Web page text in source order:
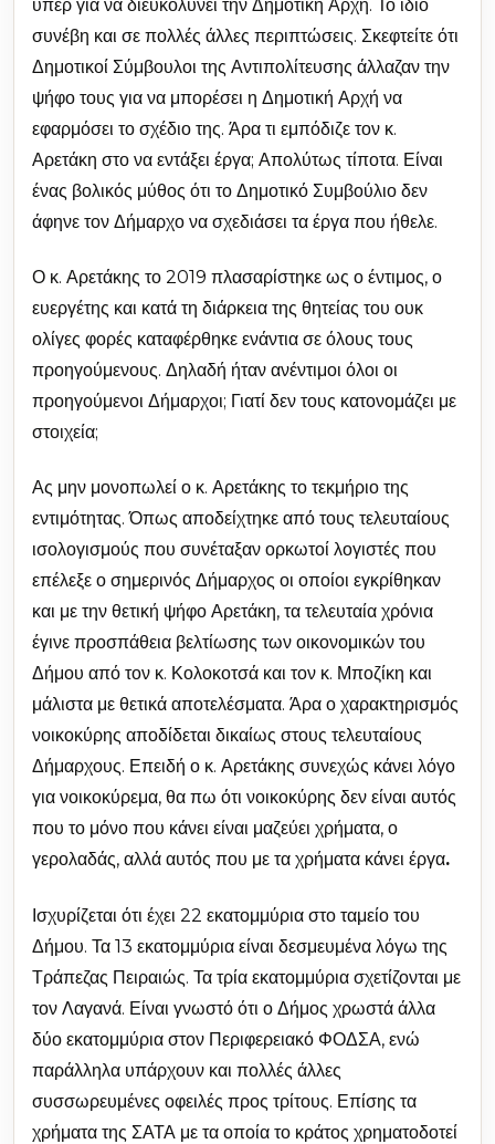
υπέρ για να διευκολύνει την Δημοτική Αρχή. Το ίδιο
συνέβη και σε πολλές άλλες περιπτώσεις. Σκεφτείτε ότι
Δημοτικοί Σύμβουλοι της Αντιπολίτευσης άλλαζαν την
ψήφο τους για να μπορέσει η Δημοτική Αρχή να
εφαρμόσει το σχέδιο της. Άρα τι εμπόδιζε τον κ.
Αρετάκη στο να εντάξει έργα; Απολύτως τίποτα. Είναι
ένας βολικός μύθος ότι το Δημοτικό Συμβούλιο δεν
άφηνε τον Δήμαρχο να σχεδιάσει τα έργα που ήθελε.
Ο κ. Αρετάκης το 2019 πλασαρίστηκε ως ο έντιμος, ο
ευεργέτης και κατά τη διάρκεια της θητείας του ουκ
ολίγες φορές καταφέρθηκε ενάντια σε όλους τους
προηγούμενους. Δηλαδή ήταν ανέντιμοι όλοι οι
προηγούμενοι Δήμαρχοι; Γιατί δεν τους κατονομάζει με
στοιχεία;
Ας μην μονοπωλεί ο κ. Αρετάκης το τεκμήριο της
εντιμότητας. Όπως αποδείχτηκε από τους τελευταίους
ισολογισμούς που συνέταξαν ορκωτοί λογιστές που
επέλεξε ο σημερινός Δήμαρχος οι οποίοι εγκρίθηκαν
και με την θετική ψήφο Αρετάκη, τα τελευταία χρόνια
έγινε προσπάθεια βελτίωσης των οικονομικών του
Δήμου από τον κ. Κολοκοτσά και τον κ. Μποζίκη και
μάλιστα με θετικά αποτελέσματα. Άρα ο χαρακτηρισμός
νοικοκύρης αποδίδεται δικαίως στους τελευταίους
Δήμαρχους. Επειδή ο κ. Αρετάκης συνεχώς κάνει λόγο
για νοικοκύρεμα, θα πω ότι νοικοκύρης δεν είναι αυτός
που το μόνο που κάνει είναι μαζεύει χρήματα, ο
γερολαδάς, αλλά αυτός που με τα χρήματα κάνει έργα.
Ισχυρίζεται ότι έχει 22 εκατομμύρια στο ταμείο του
Δήμου. Τα 13 εκατομμύρια είναι δεσμευμένα λόγω της
Τράπεζας Πειραιώς. Τα τρία εκατομμύρια σχετίζονται με
τον Λαγανά. Είναι γνωστό ότι ο Δήμος χρωστά άλλα
δύο εκατομμύρια στον Περιφερειακό ΦΟΔΣΑ, ενώ
παράλληλα υπάρχουν και πολλές άλλες
συσσωρευμένες οφειλές προς τρίτους. Επίσης τα
χρήματα της ΣΑΤΑ με τα οποία το κράτος χρηματοδοτεί